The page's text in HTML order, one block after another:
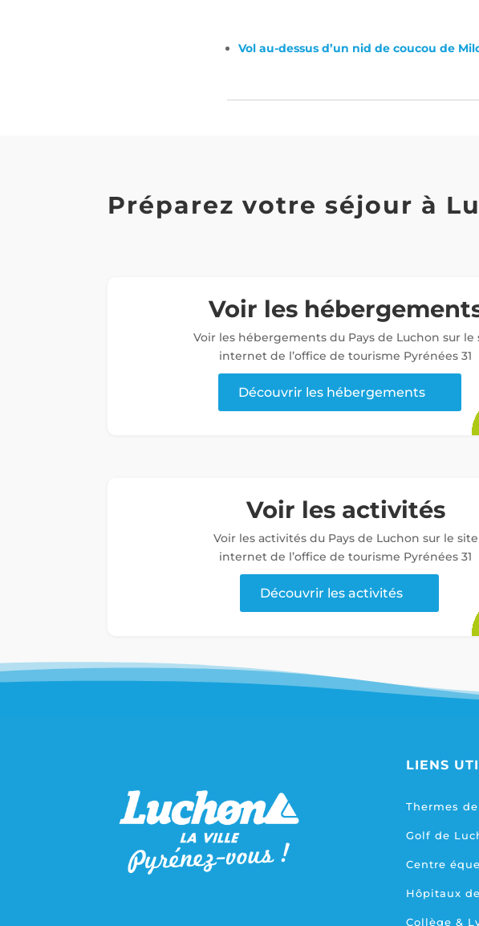
Vol au-dessus d’un nid de coucou de
Préparez votre séjour à
Voir les
Voir les hébergements du Pays de Luchon sur le
internet de l’office de tourisme Pyrénées 31
Découvrir les hébergements
Voir les activités
Voir les activités du Pays de Luchon sur le site
internet de l’office de tourisme Pyrénées 31
Découvrir les activités
LIENS
Thermes
Golf de
Centre
Hôpitaux
Collège &